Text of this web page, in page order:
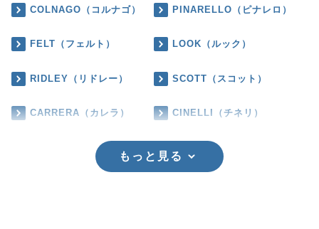
COLNAGO（コルナゴ） PINARELLO（ピナレロ）
FELT（フェルト） LOOK（ルック）
RIDLEY（リドレー） SCOTT（スコット）
CARRERA（カレラ） CINELLI（チネリ）
もっと見る